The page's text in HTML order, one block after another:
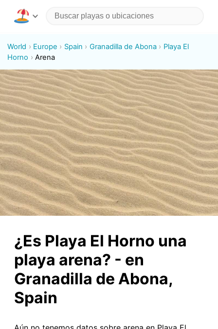
World Europe Spain Granadilla de Abona
Playa El
Horno
Arena
¿Es Playa El Horno una
playa arena? - en
Granadilla de Abona,
Spain